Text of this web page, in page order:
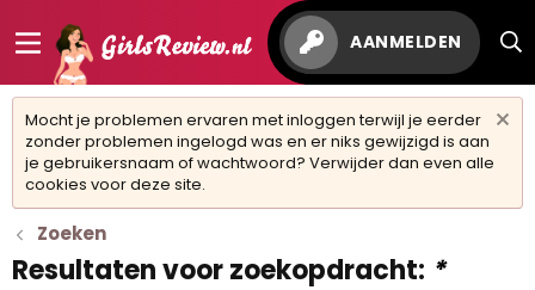
AANMELDEN
Mocht je problemen ervaren met inloggen terwijl je eerder
zonder problemen ingelogd was en er niks gewijzigd is aan
je gebruikersnaam of wachtwoord? Verwijder dan even alle
cookies voor deze site.
Zoeken
Resultaten voor zoekopdracht: *